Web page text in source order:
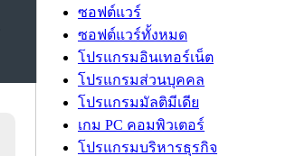
ซอฟต์แวร์
ซอฟต์แวร์ทั้งหมด
โปรแกรมอินเทอร์เน็ต
โปรแกรมส่วนบุคคล
โปรแกรมมัลติมีเดีย
เกม PC คอมพิวเตอร์
โปรแกรมบริหารธุรกิจ